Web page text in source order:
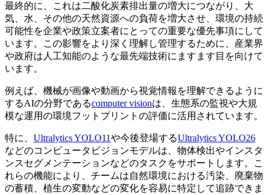
最終的に、これは二酸化炭素排出量の増大につながり、大
気、水、その他の天然資源への負荷を増大させ、環境の持続
可能性を企業や政策立案者にとっての重要な優先事項にして
います。この影響をより深く理解し管理するために、産業界
や政府は人工知能のような最先端技術にますます目を向けて
います。
例えば、機械が画像や動画から視覚情報を理解できるように
するAIの分野であるcomputer visionは、生態系の監視や大規
模な運用の環境フットプリントの評価に活用されています。
特に、 Ultralytics YOLO11や今後登場するUltralytics YOLO26
などのコンピュータビジョンモデルは、物体検出やインスタ
ンスセグメンテーションなどのタスクをサポートします。こ
れらの機能により、チームは自然環境における汚染、廃棄物
の蓄積、植生の変動などの変化を容易に特定して追跡できま